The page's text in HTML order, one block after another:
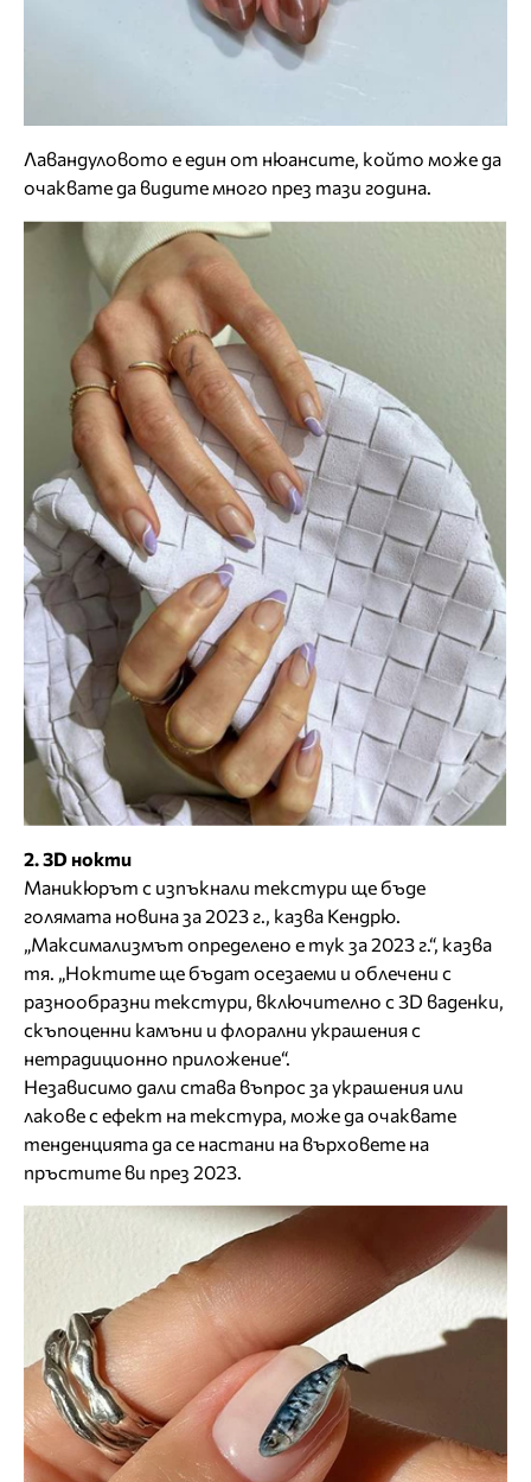
Лавандуловото е един от нюансите, който може да
очаквате да видите много през тази година.
2. 3D нокти
Маникюрът с изпъкнали текстури ще бъде
голямата новина за 2023 г., казва Кендрю.
„Максимализмът определено е тук за 2023 г.“, казва
тя. „Ноктите ще бъдат осезаеми и облечени с
разнообразни текстури, включително с 3D ваденки,
скъпоценни камъни и флорални украшения с
нетрадиционно приложение“.
Независимо дали става въпрос за украшения или
лакове с ефект на текстура, може да очаквате
тенденцията да се настани на върховете на
пръстите ви през 2023.